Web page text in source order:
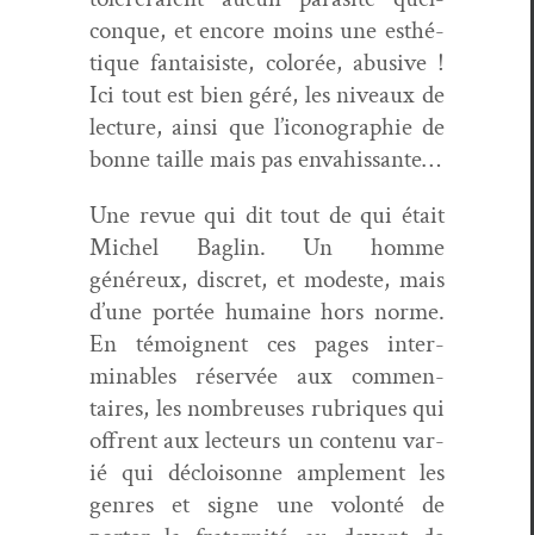
conque, et encore moins une esthé­
tique fan­tai­siste, col­orée, abu­sive !
Ici tout est bien géré, les niveaux de
lec­ture, ain­si que l’i­cono­gra­phie de
bonne taille mais pas envahissante…
Une revue qui dit tout de qui était
Michel Baglin. Un homme
généreux, dis­cret, et mod­este, mais
d’une portée humaine hors norme.
En témoignent ces pages inter­
minables réservée aux com­men­
taires, les nom­breuses rubriques qui
offrent aux lecteurs un con­tenu var­
ié qui décloi­sonne ample­ment les
gen­res et signe une volon­té de